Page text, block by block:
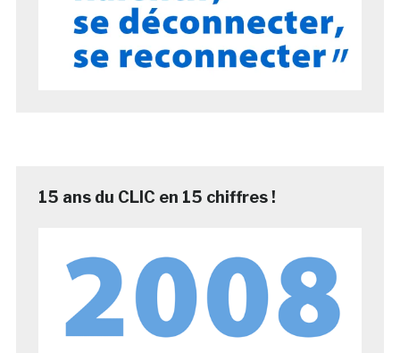
15 ans du CLIC en 15 chiffres !